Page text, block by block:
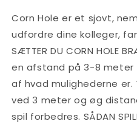
Corn Hole er et sjovt,
udfordre dine kolleger,
SÆTTER DU CORN HOLE
en afstand på 3-8
af hvad mulighederne
ved 3 meter og øg
spil forbedres. SÅDAN